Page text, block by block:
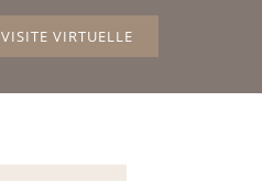
VISITE VIRTUELLE